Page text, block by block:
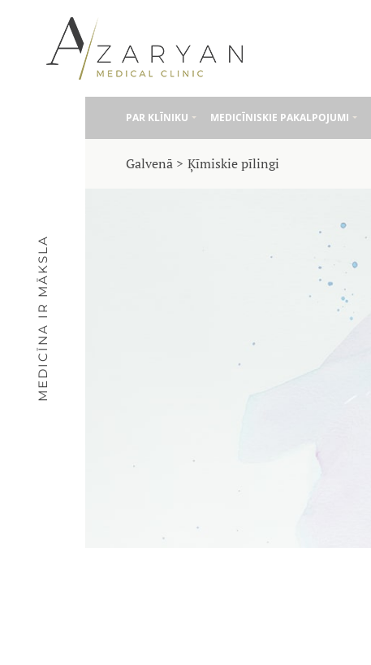
PAR KLĪNIKU MEDICĪNISKIE PAKALPOJUMI
MEDICĪNA IR MĀKSLA
Galvenā Ķīmiskie pīlingi